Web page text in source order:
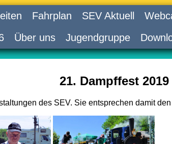
Fahrplan SEV Aktuell
Über uns Jugendgruppe
21. Dampffest 2019
des SEV. Sie entsprechen damit